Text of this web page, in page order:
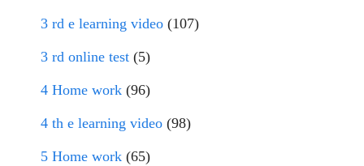
3 rd e learning video (107)
3 rd online test (5)
4 Home work (96)
4 th e learning video (98)
5 Home work (65)